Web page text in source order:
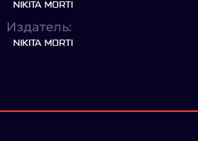
NIKITA MORTI
Издатель:
NIKITA MORTI